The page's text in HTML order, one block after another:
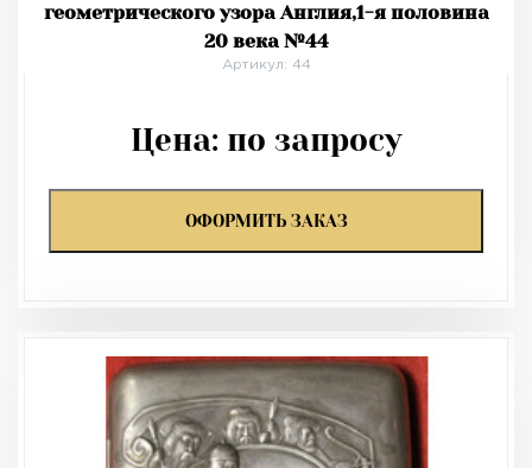
геометрического узора Англия,1-я половина
20 века №44
Артикул: 44
Цена: по запросу
ОФОРМИТЬ ЗАКАЗ